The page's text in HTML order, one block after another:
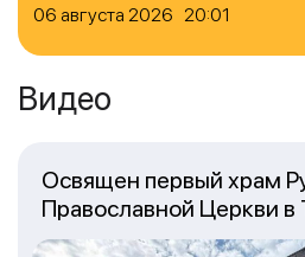
06 августа 2026 20:01
Видео
Освящен первый храм
Православной Церкви в